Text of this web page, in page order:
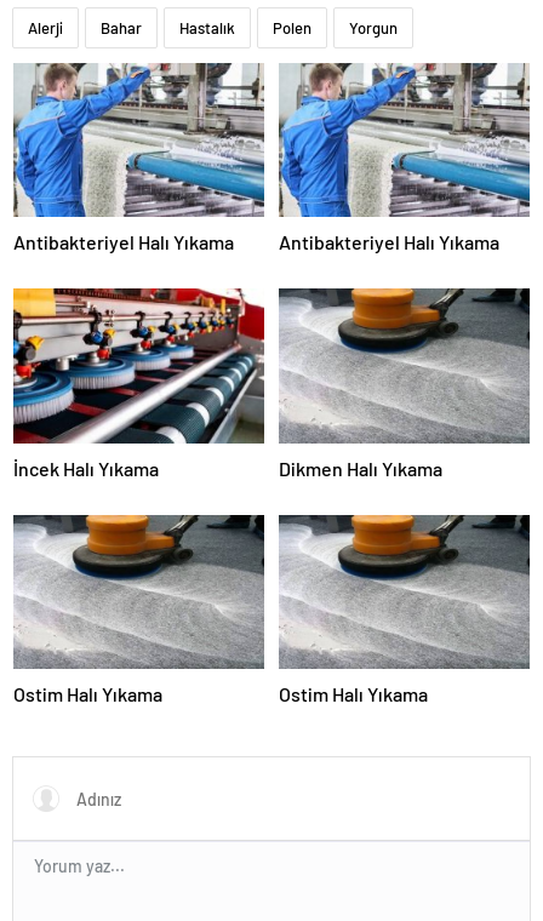
Alerji Bahar Hastalık Polen Yorgun
Antibakteriyel Halı Yıkama Antibakteriyel Halı Yıkama
İncek Halı Yıkama Dikmen Halı Yıkama
Ostim Halı Yıkama Ostim Halı Yıkama